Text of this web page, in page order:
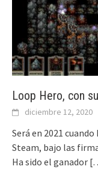
Loop Hero, con
diciembre 12, 2020
Será en 2021
Steam, bajo las
Ha sido el ganador